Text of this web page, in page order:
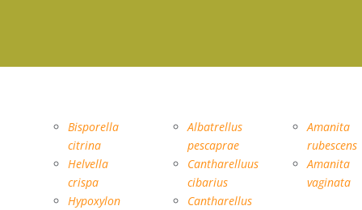
Vaca
Bisporella
citrina
Helvella
crispa
Hypoxylon
Albatrellus
pescaprae
Cantharelluus
cibarius
Cantharellus
Amanita
rubescens
Amanita
vaginata